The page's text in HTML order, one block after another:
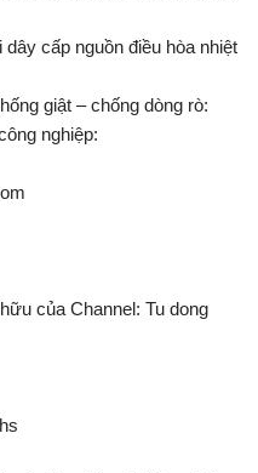
cấp nguồn điều hòa nhiệt
giật – chống dòng rò:
nghiệp:
của Channel: Tu dong